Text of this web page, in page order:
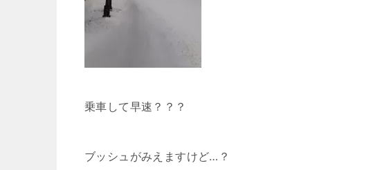
乗車して早速？？？
ブッシュがみえますけど…？